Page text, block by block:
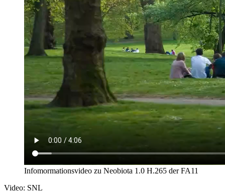
Infomormationsvideo zu Neobiota 1.0 H.265 der FA11
Video: SNL